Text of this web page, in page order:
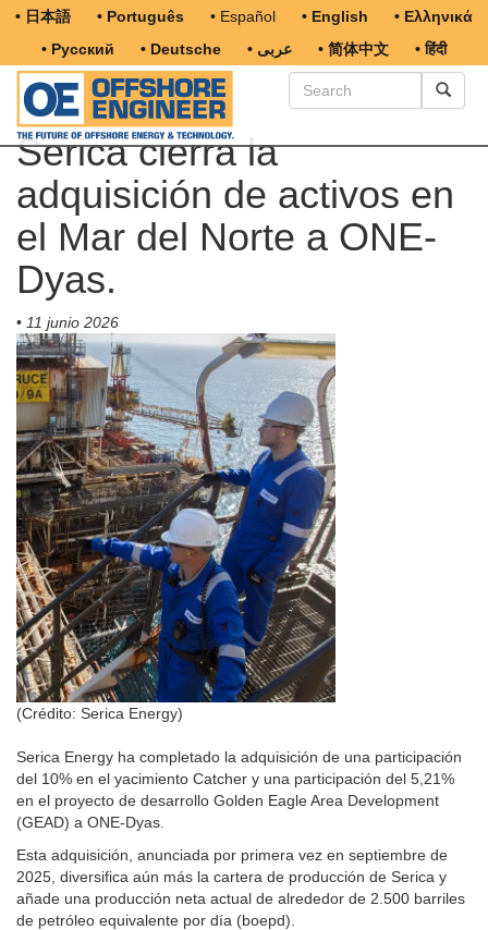
• 日本語 • Português • Español • English
• Ελληνικά
• Русский
• Deutsche • عربى • 简体中文 • हिंदी
Serica cierra la
adquisición de activos en
el Mar del Norte a ONE-
Dyas.
• 11 junio 2026
(Crédito: Serica Energy)
Serica Energy ha completado la adquisición de una participación
del 10% en el yacimiento Catcher y una participación del 5,21%
en el proyecto de desarrollo Golden Eagle Area Development
(GEAD) a ONE-Dyas.
Esta adquisición, anunciada por primera vez en septiembre de
2025, diversifica aún más la cartera de producción de Serica y
añade una producción neta actual de alrededor de 2.500 barriles
de petróleo equivalente por día (boepd).